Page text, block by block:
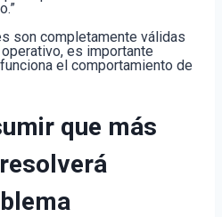
son completamente válidas
es importante
el comportamiento de
que más